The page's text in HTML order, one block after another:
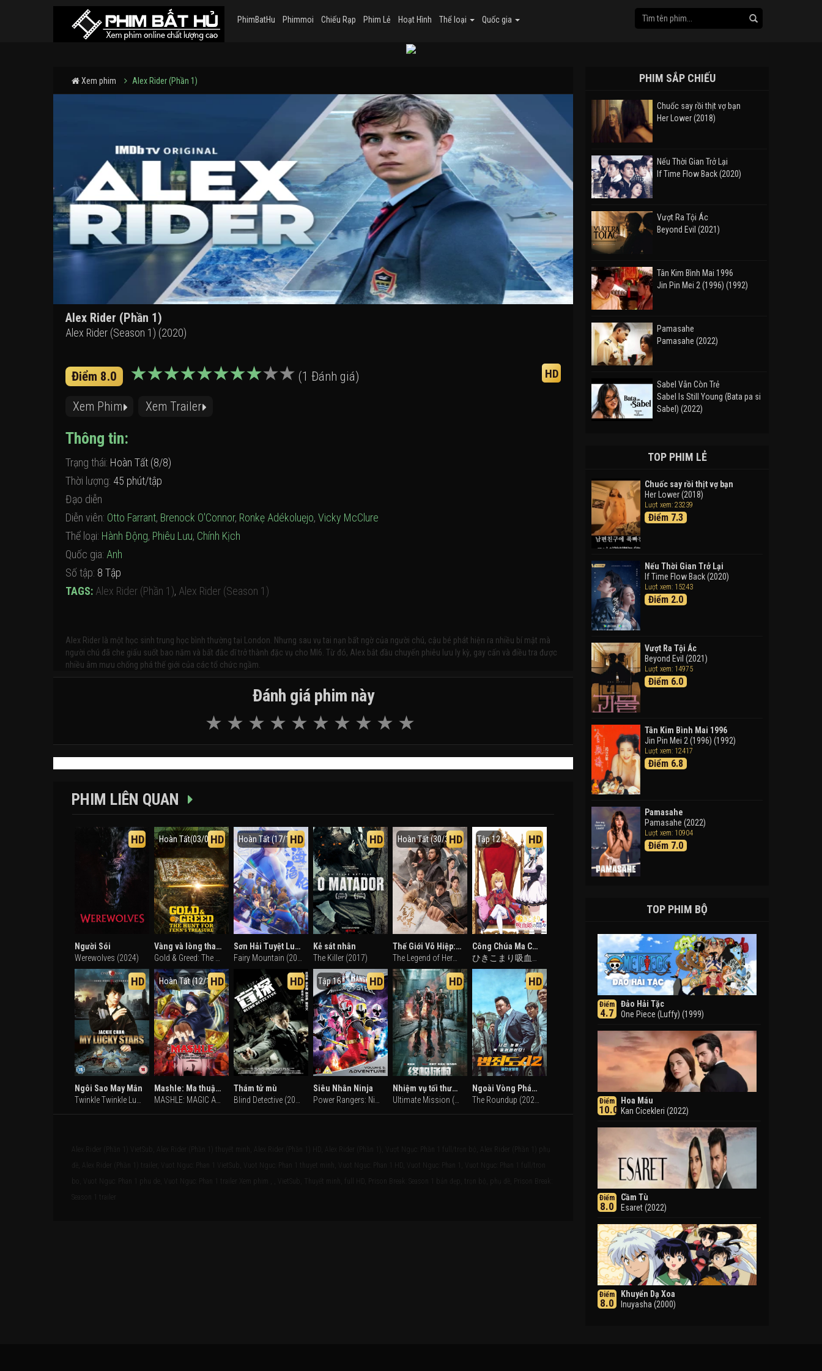
PhimBatHu Phimmoi Chiếu Rạp Phim Lẻ Hoạt Hình Thể loại Quốc gia
Xem phim Alex Rider (Phần 1)
Alex Rider (Phần 1)
Alex Rider (Season 1) (2020)
Điểm 8.0 (1 Đánh giá) HD
Xem Phim Xem Trailer
Thông tin:
Trạng thái: Hoàn Tất (8/8)
Thời lượng: 45 phút/tập
Đạo diễn
Diễn viên: Otto Farrant, Brenock O'Connor, Ronkẹ Adékoluẹjo, Vicky McClure
Thể loại: Hành Động, Phiêu Lưu, Chính Kịch
Quốc gia: Anh
Số tập: 8 Tập
TAGS: Alex Rider (Phần 1), Alex Rider (Season 1)
Alex Rider là một học sinh trung học bình thường tại London. Nhưng sau vụ tai nạn bất ngờ của người chú, cậu bé phát hiện ra nhiều bí mật mà
người chú đã che giấu suốt bao năm và bất đắc dĩ trở thành đặc vụ cho MI6. Từ đó, Alex bắt đầu chuyến phiêu lưu ly kỳ, gay cấn và điều tra được
nhiều âm mưu chống phá thế giới của các tổ chức ngầm.
Đánh giá phim này
PHIM LIÊN QUAN
HD
Người Sói
Werewolves (2024)
Hoàn Tất(03/03)HD
Vàng và lòng tham: Cuộc săn tìm kho báu của Fenn
Hoàn Tất (17/17)HD
Sơn Hải Tuyệt Luân
HD
Kẻ sát nhân
The Killer (2017)
Hoàn Tất (30/30)HD
Thế Giới Võ Hiệp: Kim Dung
Tập 12 HD
Công Chúa Ma Cà Rồng Tầm Thường
HD
Ngôi Sao May Mắn
Hoàn Tất (12/12)HD
Mashle: Ma thuật và Cơ bắp (Phần 2)
HD
Thám tử mù
Tập 16 HD
Siêu Nhân Ninja
HD
Nhiệm vụ tối thượng
HD
Ngoài Vòng Pháp Luật 2
Alex Rider (Phần 1) VietSub, Alex Rider (Phần 1) thuyết minh, Alex Rider (Phần 1) HD, Alex Rider (Phần 1), Vượt Ngục: Phần 1 full/trọn bộ, Alex Rider (Phần 1) phụ
đề, Alex Rider (Phần 1) trailer, Vuot Nguc: Phan 1 VietSub, Vuot Nguc: Phan 1 thuyet minh, Vuot Nguc: Phan 1 HD, Vuot Nguc: Phan 1, Vuot Nguc: Phan 1 full/tron
bo, Vuot Nguc: Phan 1 phu de, Vuot Nguc: Phan 1 trailer Xem phim , , VietSub, Thuyết minh, full HD, Prison Break: Season 1 bản đẹp, trọn bộ, phụ đề, Prison Break:
Season 1 trailer
PHIM SẮP CHIẾU
Chuốc say rồi thịt vợ bạn
Her Lower (2018)
Nếu Thời Gian Trở Lại
If Time Flow Back (2020)
Vượt Ra Tội Ác
Beyond Evil (2021)
Tân Kim Bình Mai 1996
Jin Pin Mei 2 (1996) (1992)
Pamasahe
Pamasahe (2022)
Sabel Vẫn Còn Trẻ
Sabel Is Still Young (Bata pa si
Sabel) (2022)
Takas (2024)
Thám Tử Lừng Danh Conan 26:
Tàu Ngầm Sắt Màu Đen
Detective Conan: Black Iron
Phiêu Lưu Vào Thế Giới Trong
Tranh
Doraemon the Movie: Nobita's
Art World Tales (2025)
Tháng Ngày Tươi Đẹp
TOP PHIM LẺ
Chuốc say rồi thịt vợ bạn
Her Lower (2018)
Lượt xem: 23239
Điểm 7.3
Nếu Thời Gian Trở Lại
If Time Flow Back (2020)
Lượt xem: 15243
Điểm 2.0
Vượt Ra Tội Ác
Beyond Evil (2021)
Lượt xem: 14975
Điểm 6.0
Tân Kim Bình Mai 1996
Jin Pin Mei 2 (1996) (1992)
Lượt xem: 12417
Điểm 6.8
Pamasahe
Pamasahe (2022)
Lượt xem: 10904
Điểm 7.0
TOP PHIM BỘ
Điểm
4.7
Đảo Hải Tặc
One Piece (Luffy) (1999)
Điểm
10.0
Hoa Máu
Kan Cicekleri (2022)
Điểm
8.0
Cầm Tù
Esaret (2022)
Điểm
8.0
Khuyển Dạ Xoa
Inuyasha (2000)